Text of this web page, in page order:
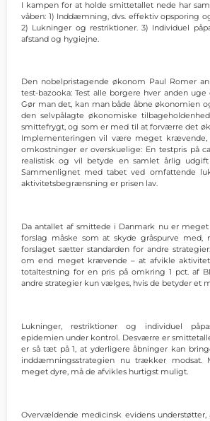
I kampen for at holde smittetallet nede har
våben: 1) Inddæmning, dvs. effektiv opsporing
2) Lukninger og restriktioner. 3) Individuel
afstand og hygiejne.
Den nobelpristagende økonom Paul Romer
test-bazooka: Test alle borgere hver anden
Gør man det, kan man både åbne økonomien
den selvpålagte økonomiske
smittefrygt, og som er med til at forværre det
Implementeringen vil være meget krævende,
omkostninger er overskuelige: En testpris på
realistisk og vil betyde en samlet årlig
Sammenlignet med tabet ved omfattende
aktivitetsbegrænsning er prisen lav.
Da antallet af smittede i Danmark nu er
forslag måske som at skyde gråspurve med,
forslaget sætter standarden for andre
om end meget krævende – at afvikle
totaltestning for en pris på omkring 1 pct. af
andre strategier kun vælges, hvis de betyder et
Lukninger, restriktioner og individuel
epidemien under kontrol. Desværre er
er så tæt på 1, at yderligere åbninger kan
inddæmningsstrategien nu trækker modsat.
meget dyre, må de afvikles hurtigst muligt.
Overvældende medicinsk evidens understøtter,